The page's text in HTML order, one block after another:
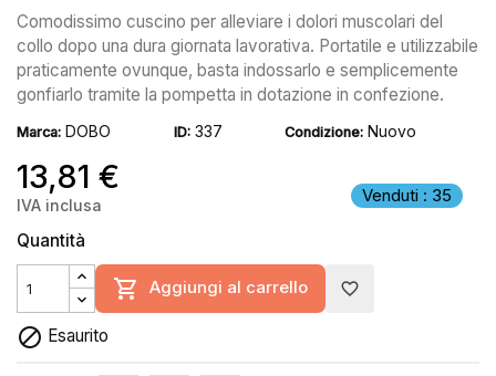
Comodissimo cuscino per alleviare i dolori muscolari del
collo dopo una dura giornata lavorativa. Portatile e utilizzabile
praticamente ovunque, basta indossarlo e semplicemente
gonfiarlo tramite la pompetta in dotazione in confezione.
Marca: DOBO ID: 337 Condizione: Nuovo
13,81 € Venduti : 35
IVA inclusa
Quantità
 Aggiungi al carrello favorite_border
 Esaurito